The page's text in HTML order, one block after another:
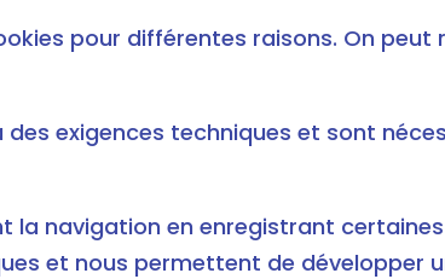
pour différentes raisons. On peut
exigences techniques et sont
navigation en enregistrant
et nous permettent de développer